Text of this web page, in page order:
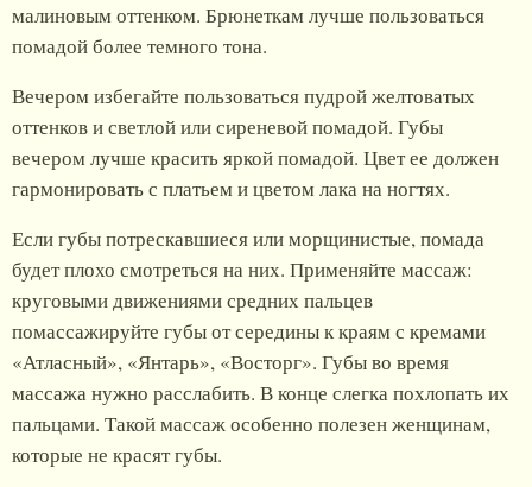
малиновым оттенком. Брюнеткам лучше пользоваться
помадой более темного тона.
Вечером избегайте пользоваться пудрой желтоватых
оттенков и светлой или сиреневой помадой. Губы
вечером лучше красить яркой помадой. Цвет ее должен
гармонировать с платьем и цветом лака на ногтях.
Если губы потрескавшиеся или морщинистые, помада
будет плохо смотреться на них. Применяйте массаж:
круговыми движениями средних пальцев
помассажируйте губы от середины к краям с кремами
«Атласный», «Янтарь», «Восторг». Губы во время
массажа нужно расслабить. В конце слегка похлопать их
пальцами. Такой массаж особенно полезен женщинам,
которые не красят губы.